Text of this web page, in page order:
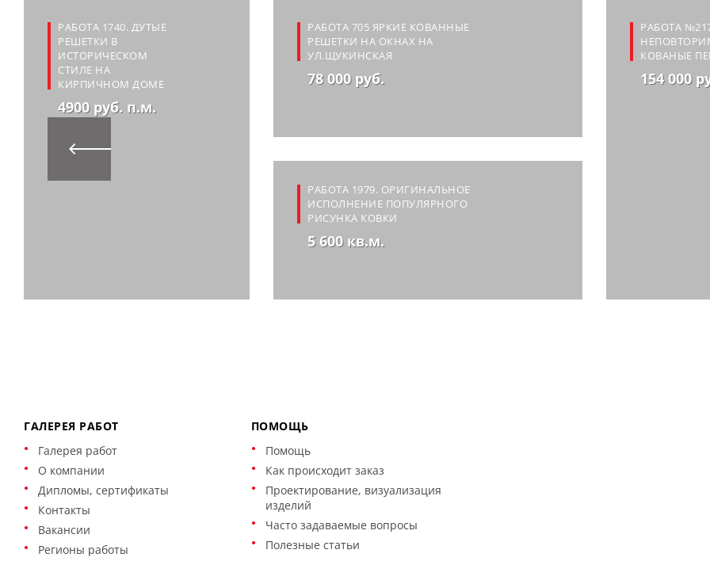
РАБОТА 1740. ДУТЫЕ
РЕШЕТКИ В
ИСТОРИЧЕСКОМ
СТИЛЕ НА
КИРПИЧНОМ ДОМЕ
4900 руб. п.м.
РАБОТА 705 ЯРКИЕ КОВАННЫЕ
РЕШЕТКИ НА ОКНАХ НА
УЛ.ЩУКИНСКАЯ
78 000 руб.
РАБОТА 1979. ОРИГИНАЛЬНОЕ
ИСПОЛНЕНИЕ ПОПУЛЯРНОГО
РИСУНКА КОВКИ
5 600 кв.м.
РАБОТА
КОВАНЫЕ
154 000
ГАЛЕРЕЯ РАБОТ
Галерея работ
О компании
Дипломы, сертификаты
Контакты
Вакансии
Регионы работы
ПОМОЩЬ
Помощь
Как происходит заказ
Проектирование, визуализация
изделий
Часто задаваемые вопросы
Полезные статьи